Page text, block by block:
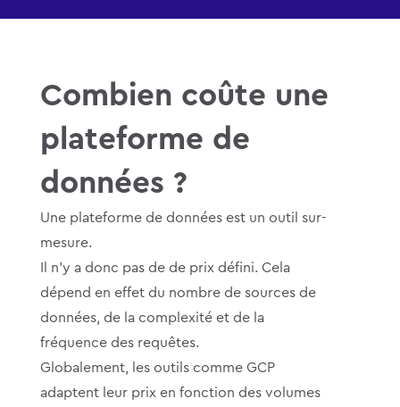
Combien coûte une
plateforme de
données ?
Une plateforme de données est un outil sur-
mesure.
Il n’y a donc pas de de prix défini. Cela
dépend en effet du nombre de sources de
données, de la complexité et de la
fréquence des requêtes.
Globalement, les outils comme GCP
adaptent leur prix en fonction des volumes